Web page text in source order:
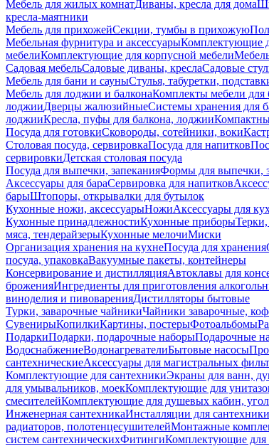
Мебель для жилых комнатДиваны, кресла для дома
кресла-маятники
Мебель для прихожейСекции, тумбы в прихожую
Мебельная фурнитура и аксессуарыКомплектующие
мебелиКомплектующие для корпусной мебели
Садовая мебельСадовые диваны, креслаСадовые
Мебель для бани и сауныСтулья, табуретки,
Мебель для лоджии и балконаКомплекты мебели для
лоджииДверцы жалюзийныеСистемы хранения для
лоджииКресла, пуфы для балкона, лоджии
Посуда для готовкиСковороды, сотейники, воки
Столовая посуда, сервировкаПосуда для напитков
сервировкиДетская столовая посуда
Посуда для выпечки, запеканияФормы для выпечки,
Аксессуары для бараСервировка для напитков
барыШтопоры, открывалки для бутылок
Кухонные ножи, аксессуарыНожиАксессуары для
Кухонные принадлежностиКухонные приборы
мяса, тендерайзерыКухонные мелочиМиски
Организация хранения на кухнеПосуда для хранения
посуда, упаковкаВакуумные пакеты, контейнеры
Консервирование и дистилляцияАвтоклавы для
броженияИнгредиенты для приготовления
виноделия и пивоваренияДистилляторы бытовые
Турки, заварочные чайникиЧайники заварочные,
СувенирыКопилкиКартины, постерыФотоальбомы
ПодаркиПодарки, подарочные наборыПодарочные
ВодоснабжениеВодонагревателиБытовые насосы
сантехническиеАксессуары для магистральных
Комплектующие для сантехникиЭкраны для ванн,
для умывальников, моекКомплектующие для
смесителейКомплектующие для душевых кабин,
Инженерная сантехникаИнсталляции для сантехники
радиаторов, полотенцесушителейМонтажные
систем сантехническихФитингиКомплектующие для